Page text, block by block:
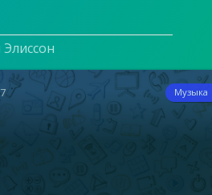
Музыка